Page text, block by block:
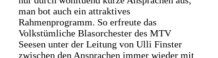
man bot auch ein attraktives
Rahmenprogramm. So erfreute das
Volkstümliche Blasorchester des MTV
Seesen unter der Leitung von Ulli Finster
zwischen den Ansprachen immer wieder mit